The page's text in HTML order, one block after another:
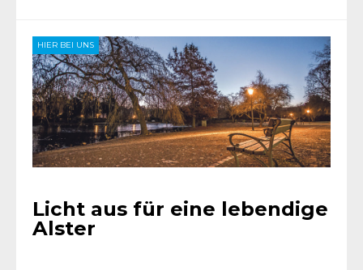
HIER BEI UNS
Licht aus für eine lebendige
Alster